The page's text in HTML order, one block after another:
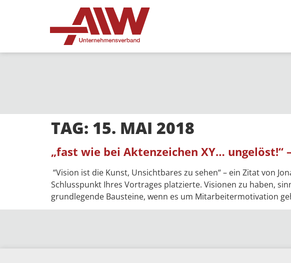
TAG: 15. MAI 2018
„fast wie bei Aktenzeichen XY… ungelöst!“
“Vision ist die Kunst, Unsichtbares zu sehen“ – ein Zitat von
Schlusspunkt Ihres Vortrages platzierte. Visionen zu haben,
grundlegende Bausteine, wenn es um Mitarbeitermotivation